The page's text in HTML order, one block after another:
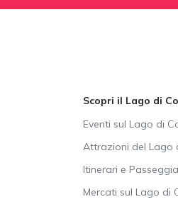
Scopri il Lago di
Eventi sul Lago di
Attrazioni del Lago
Itinerari e
Mercati sul Lago di